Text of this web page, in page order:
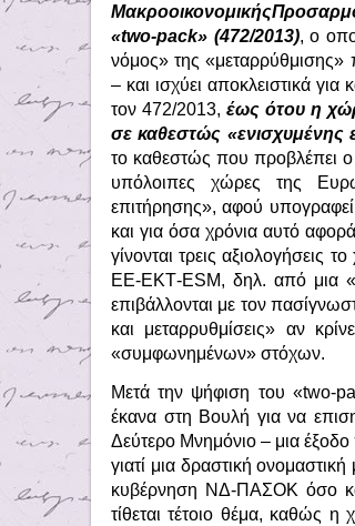
«two-pack» (472/2013), ο
νόμος» της
– και ισχύει αποκλειστικά
τον 472/2013,έως ότου η
σε καθεστώς
το καθεστώς που προβλέπει ο
υπόλοιπες χώρες της
επιτήρησης», αφού
και για όσα χρόνια αυτό
γίνονται τρεις αξιολογήσεις
ΕΕ-ΕΚΤ-ESM, δηλ. από μια
επιβάλλονται με τον
και μεταρρυθμίσεις» αν
«συμφωνημένων» στόχων.
Μετά την ψήφιση του «two-
έκανα στη Βουλή για να
Δεύτερο Μνημόνιο – μια
γιατί μια δραστική
κυβέρνηση ΝΔ-ΠΑΣΟΚ όσο
τίθεται τέτοιο θέμα, καθώς